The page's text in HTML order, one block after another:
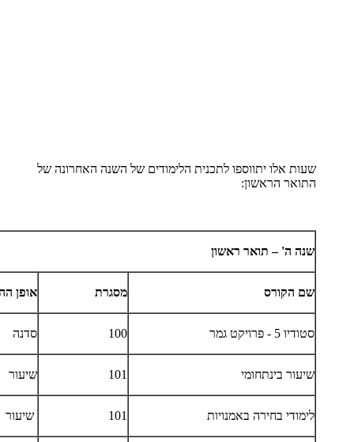
שעות אלו יתווספו לתכנית הלימודים של השנה האחרונה של
התואר הראשון:
שנה ה' – תואר ראשון
שם הקורס מסגרת אופן
סטודיו 5 - פרויקט גמר 100 סדנה
שיעור בינתחומי 101 שיעור
לימודי בחירה באמנויות 101 שיעור